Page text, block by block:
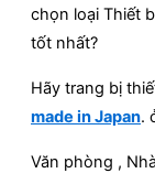
chọn loại Thiết
tốt nhất?
Hãy trang bị
made in Japan.
Văn phòng ,